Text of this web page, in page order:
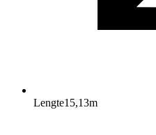
Lengte15,13m